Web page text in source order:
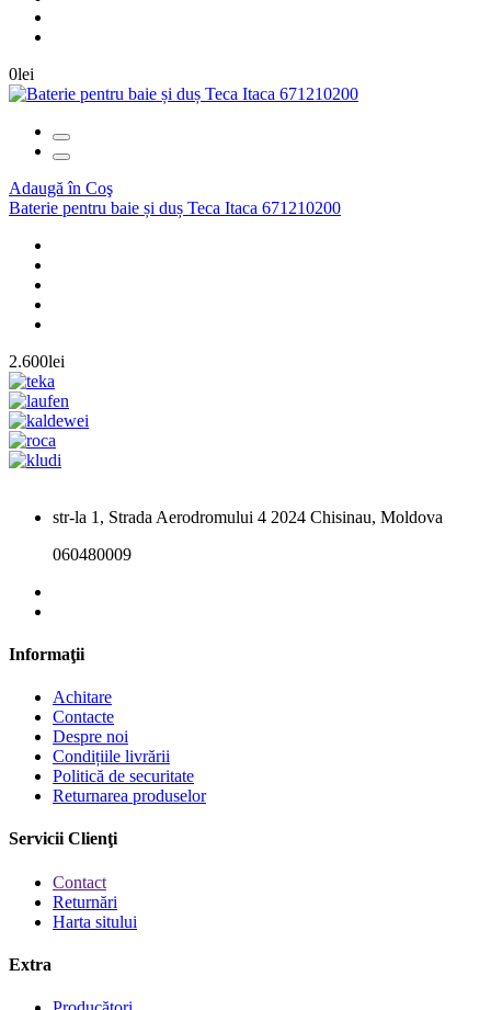
0lei
Adaugă în Coş
Baterie pentru baie și duș Teca Itaca 671210200
2.600lei
str-la 1, Strada Aerodromului 4 2024 Chisinau, Moldova
060480009
Informaţii
Achitare
Contacte
Despre noi
Condițiile livrării
Politică de securitate
Returnarea produselor
Servicii Clienţi
Contact
Returnări
Harta sitului
Extra